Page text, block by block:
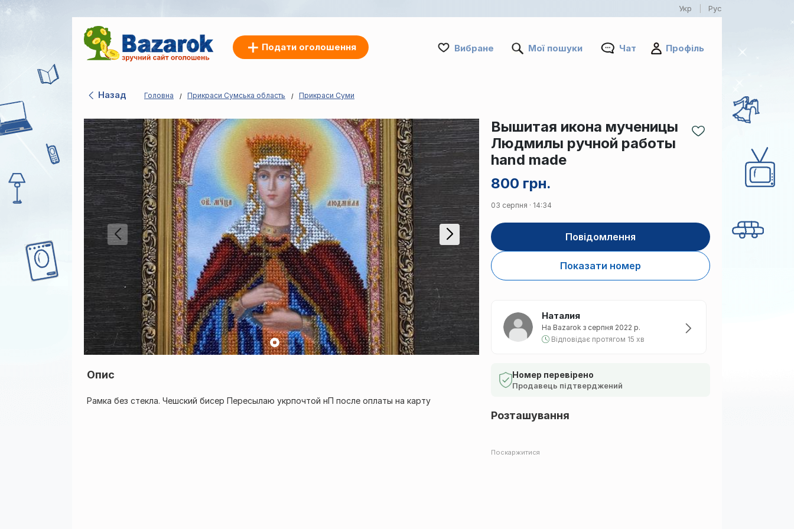
Укр Рус
Подати оголошення Вибране Мої пошуки Чат Профіль
Назад Головна Прикраси Сумська область Прикраси Суми
Опис
Рамка без стекла. Чешский бисер Пересылаю укрпочтой нП после оплаты на карту
800 грн.
Вышитая икона мученицы
Людмилы ручной работы
hand made
03 серпня · 14:34
Повідомлення
Показати номер
Наталия
На Bazarok з серпня 2022 р.
Відповідає протягом 15 хв
Номер перевірено
Продавець підтверджений
Розташування
Поскаржитися